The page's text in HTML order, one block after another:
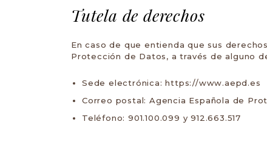
Tutela de derechos
En caso de que entienda que sus
Protección de Datos, a través de alguno
Sede electrónica:https://www.aepd.es
Correo postal: Agencia Española de
Teléfono: 901.100.099 y 912.663.517